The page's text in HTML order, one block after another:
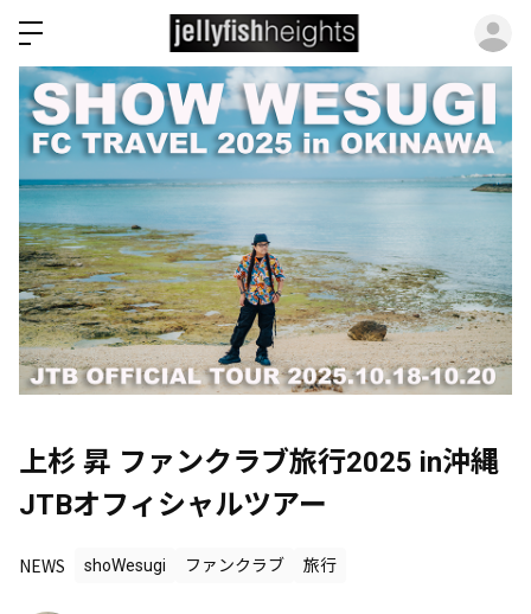
上杉 昇 ファンクラブ旅行2025 in沖縄
JTBオフィシャルツアー
NEWS shoWesugi ファンクラブ 旅行